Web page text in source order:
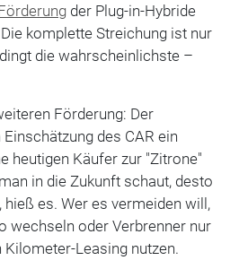
der Plug-in-Hybride
komplette Streichung ist nur
die wahrscheinlichste –
Förderung: Der
des CAR ein
heutigen Käufer zur "Zitrone"
in die Zukunft schaut, desto
es. Wer es vermeiden will,
wechseln oder Verbrenner nur
Leasing nutzen.